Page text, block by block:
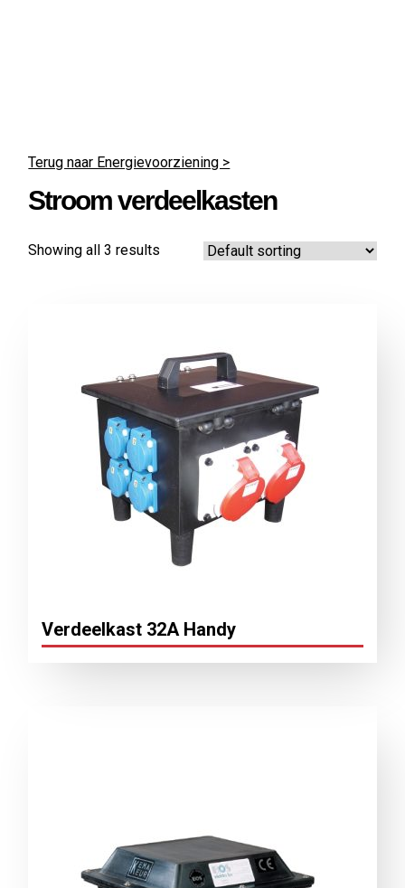
Terug naar Energie­voorziening >
Stroom verdeel­kasten
Showing all 3 results
Verdeelkast 32A Handy